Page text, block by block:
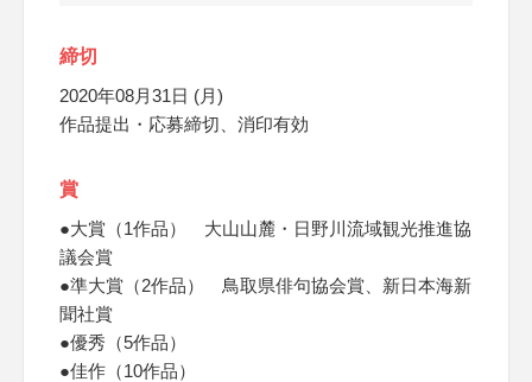
締切
2020年08月31日 (月)
作品提出・応募締切、消印有効
賞
●大賞（1作品） 大山山麓・日野川流域観光推進協
議会賞
●準大賞（2作品） 鳥取県俳句協会賞、新日本海新
聞社賞
●優秀（5作品）
●佳作（10作品）